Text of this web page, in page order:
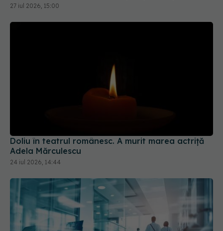
27 iul 2026, 15:00
Doliu în teatrul românesc. A murit marea actriță
Adela Mărculescu
24 iul 2026, 14:44